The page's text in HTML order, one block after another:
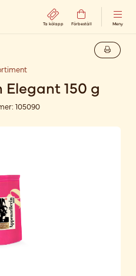
Ta kölapp Förbeställ Meny
150 g
105090